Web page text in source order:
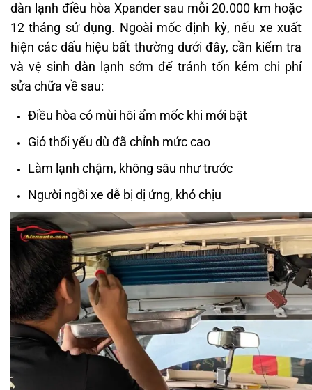
dàn lạnh điều hòa Xpander sau mỗi 20.000 km hoặc
12 tháng sử dụng. Ngoài mốc định kỳ, nếu xe xuất
hiện các dấu hiệu bất thường dưới đây, cần kiểm tra
và vệ sinh dàn lạnh sớm để tránh tốn kém chi phí
sửa chữa về sau:
Điều hòa có mùi hôi ẩm mốc khi mới bật
Gió thổi yếu dù đã chỉnh mức cao
Làm lạnh chậm, không sâu như trước
Người ngồi xe dễ bị dị ứng, khó chịu